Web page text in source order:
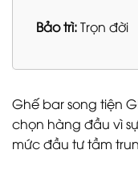
Bảo trì:Trọn đời
Ghế bar song tiện
chọn hàng đầu vì
mức đầu tư tầm